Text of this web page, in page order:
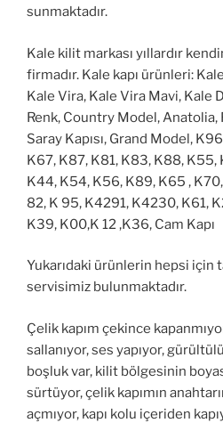
sunmaktadır.
Kale kilit markası yıllardır
firmadır. Kale kapı ürünleri:
Kale Vira, Kale Vira Mavi, Kale
Renk, Country Model, Anatolia,
Saray Kapısı, Grand Model,
K67, K87, K81, K83, K88, K55,
K44, K54, K56, K89, K65 ,
82, K 95, K4291, K4230, K61,
K39, K00,K 12 ,K36, Cam Kapı
Yukarıdaki ürünlerin hepsi için
servisimiz bulunmaktadır.
Çelik kapım çekince
sallanıyor, ses yapıyor,
boşluk var, kilit bölgesinin
sürtüyor, çelik kapımın
açmıyor, kapı kolu içeriden